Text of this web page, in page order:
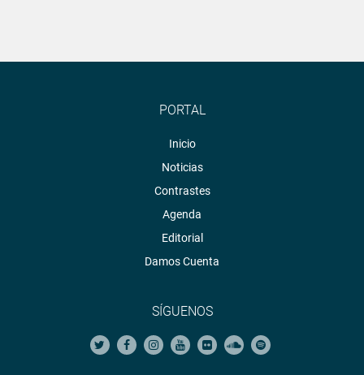
PORTAL
Inicio
Noticias
Contrastes
Agenda
Editorial
Damos Cuenta
SÍGUENOS